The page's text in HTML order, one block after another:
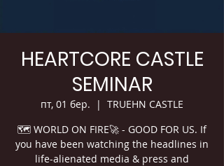
HEARTCORE CASTLE
SEMINAR
пт, 01 бер.
  |
TRUEHN CASTLE
🗺 WORLD ON FIRE🚀 - GOOD FOR US. If
you have been watching the headlines in
life-alienated media & press and